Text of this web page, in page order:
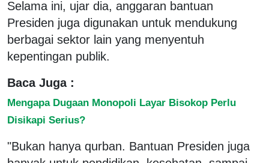
Selama ini, ujar dia, anggaran bantuan
Presiden juga digunakan untuk mendukung
berbagai sektor lain yang menyentuh
kepentingan publik.
Baca Juga :
Mengapa Dugaan Monopoli Layar Bisokop Perlu
Disikapi Serius?
"Bukan hanya qurban. Bantuan Presiden juga